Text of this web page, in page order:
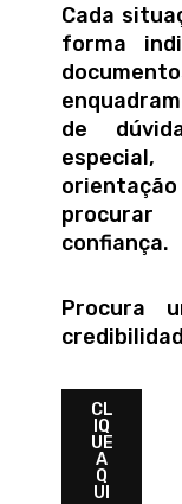
Cada
forma
de
especial,
confiança.
Procura
CL
IQ
UE
A
Q
UI